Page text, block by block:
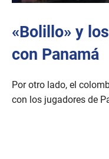
0
c
n
d
o
f
1
«Bolillo» y
con Panamá
Por otro lado, el
con los jugadores de